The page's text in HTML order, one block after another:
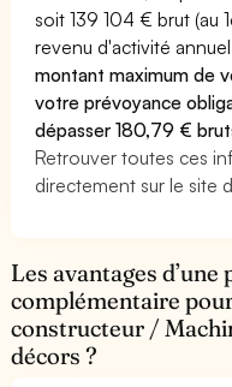
soit 139 104 € brut (au
revenu d'activité
montant maximum de
votre prévoyance
dépasser 180,79 €
Retrouver toutes ces
directement sur le site
Les avantages
complémentaire
constructeur /
décors ?